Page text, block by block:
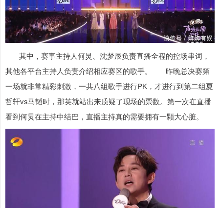
其中，赛事主持人何炅、沈梦辰负责直播全程的控场串词，
其他各平台主持人负责介绍相应赛区的歌手。 昨晚总决赛第
一场就非常精彩刺激，一共八组歌手进行PK，才进行到第二组夏
哲轩vs马韬时，那英就站出来质疑了现场的票数。第一次在直播
看到何炅在主持中结巴，直播主持真的需要拥有一颗大心脏。